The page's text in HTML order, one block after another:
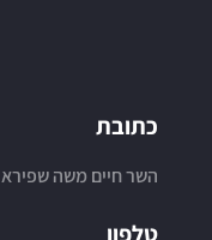
כתובת
השר חיים משה שפירא 12 ראשון לציון